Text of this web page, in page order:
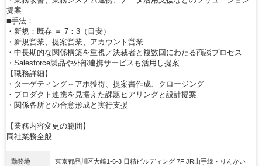
提案
■手法：
・新規：既存 ＝ 7：3（目安）
・新規営業、提案営業、アカウント営業
・中長期的な関係構築を重視／決裁者と複数回にわたる商談プロセス
・Salesforce製品や外部連携サービスも活用し提案
【職務詳細】
・ターゲティング～アポ獲得、提案書作成、クロージング
・プロダクト連携を見据えた課題ヒアリングと設計提案
・関係各所との合意形成と実行支援
【業務内容変更の範囲】
同社業務全般
勤務地
東京都品川区大崎1-6-3 日精ビルディング 7F JR山手線・りんかい